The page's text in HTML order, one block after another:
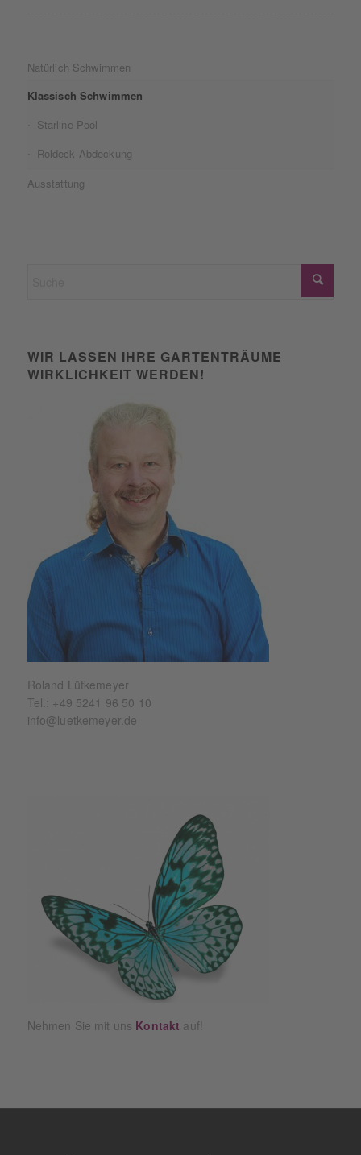
Natürlich Schwimmen
Klassisch Schwimmen
Starline Pool
Roldeck Abdeckung
Ausstattung
WIR LASSEN IHRE GARTENTRÄUME
WIRKLICHKEIT WERDEN!
Roland Lütkemeyer
Tel.: +49 5241 96 50 10
info@luetkemeyer.de
Nehmen Sie mit uns Kontakt auf!